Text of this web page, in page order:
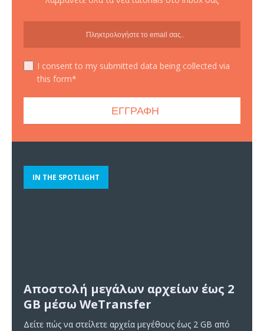
I consent to my submitted data being collected via
this form*
IN THE SPOTLIGHT
Αποστολή μεγάλων αρχείων έως 2
GB μέσω WeTransfer
Δείτε πώς να στείλετε αρχεία μεγέθους έως 2 GB από